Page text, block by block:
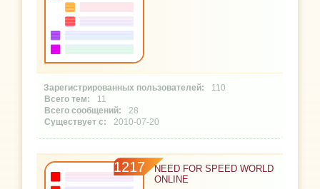
110
11
28
2010-07-20
1217
NEED FOR SPEED WORLD
ONLINE